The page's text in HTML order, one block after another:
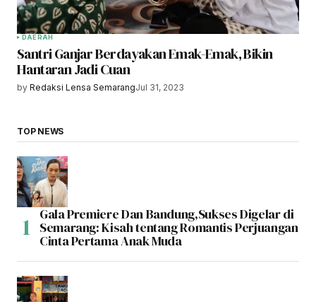
DAERAH
Santri Ganjar Berdayakan Emak-Emak, Bikin
Hantaran Jadi Cuan
by Redaksi Lensa SemarangJul 31, 2023
TOP NEWS
Gala Premiere Dan Bandung,Sukses Digelar di
Semarang: Kisah tentang Romantis Perjuangan
Cinta Pertama Anak Muda